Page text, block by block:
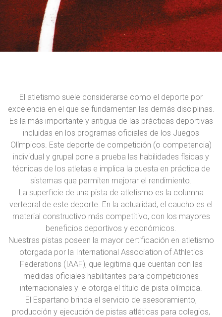
El atletismo suele considerarse como el deporte por
excelencia en el que se fundamentan las demás disciplinas.
Es la más importante y antigua de las prácticas deportivas
incluidas en los programas oficiales de los Juegos
Olímpicos. Este deporte de competición (o competencia)
individual y grupal pone a prueba las habilidades físicas y
técnicas de los atletas e implica la puesta en práctica de
sistemas que permiten mejorar el rendimiento.
La superficie de una pista de atletismo es la columna
vertebral de este deporte. En la actualidad, el caucho es el
material constructivo más competitivo, con los mayores
beneficios deportivos y económicos.
Nuestras pistas poseen la mayor certificación en atletismo
otorgada por la International Association of Athletics
Federations (IAAF), que legitima que cuentan con las
medidas oficiales habilitantes para competiciones
internacionales y le otorga el título de pista olímpica.
El Espartano brinda el servicio de asesoramiento,
producción y ejecución de pistas atléticas para colegios,